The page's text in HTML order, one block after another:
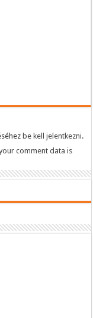
be kell jelentkezni.
comment data is